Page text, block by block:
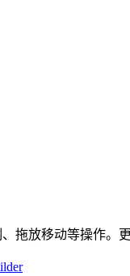
拖放移动等操作。